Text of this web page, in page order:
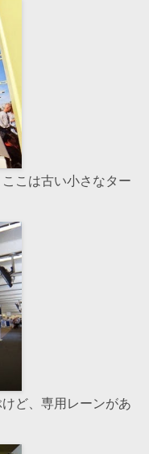
こは古い小さなター
ど、専用レーンがあ